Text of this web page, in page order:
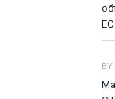
ЕС
BY